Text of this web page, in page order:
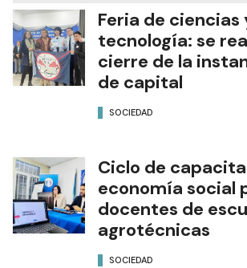
Feria de ciencias
tecnología: se
cierre de la
de capital
SOCIEDAD
Ciclo de
economía social
docentes de
agrotécnicas
SOCIEDAD